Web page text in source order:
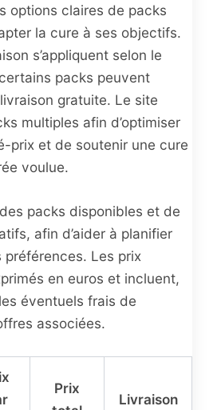
options claires de packs
la cure à ses objectifs.
s’appliquent selon le
packs peuvent
gratuite. Le site
multiples afin d’optimiser
prix et de soutenir une cure
voulue.
packs disponibles et de
afin d’aider à planifier
préférences. Les prix
en euros et incluent,
éventuels frais de
associées.
Prix
Livraison